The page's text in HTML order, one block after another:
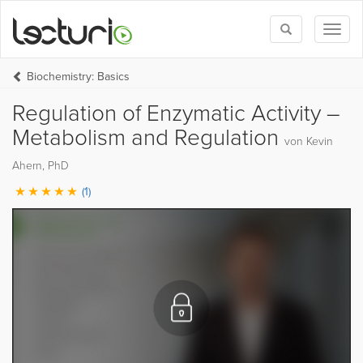
Toggle
search
Biochemistry: Basics
Regulation of Enzymatic Activity –
Metabolism and Regulation von Kevin
Ahern, PhD
(1)